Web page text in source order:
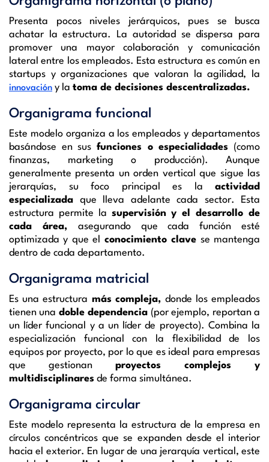
Presenta pocos niveles jerárquicos, pues se busca
achatar la estructura. La autoridad se dispersa para
promover una mayor colaboración y comunicación
lateral entre los empleados. Esta estructura es común en
startups y organizaciones que valoran la agilidad, la
innovación y la toma de decisiones descentralizadas.
Organigrama funcional
Este modelo organiza a los empleados y departamentos
basándose en sus funciones o especialidades (como
finanzas, marketing o producción). Aunque
generalmente presenta un orden vertical que sigue las
jerarquías, su foco principal es la actividad
especializada que lleva adelante cada sector. Esta
estructura permite la supervisión y el desarrollo de
cada área, asegurando que cada función esté
optimizada y que el conocimiento clave se mantenga
dentro de cada departamento.
Organigrama matricial
Es una estructura más compleja,donde los empleados
tienen una doble dependencia (por ejemplo, reportan a
un líder funcional y a un líder de proyecto). Combina la
especialización funcional con la flexibilidad de los
equipos por proyecto, por lo que es ideal para empresas
que gestionan proyectos complejos y
multidisciplinares de forma simultánea.
Organigrama circular
Este modelo representa la estructura de la empresa en
círculos concéntricos que se expanden desde el interior
hacia el exterior. En lugar de una jerarquía vertical, este